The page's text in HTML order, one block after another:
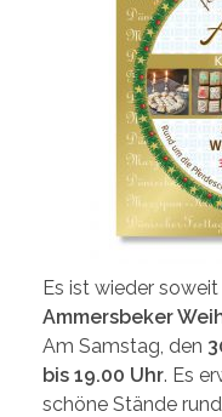
Es ist wieder
Ammersbeker
Am Samstag, den
bis 19.00 Uhr. Es
schöne Stände